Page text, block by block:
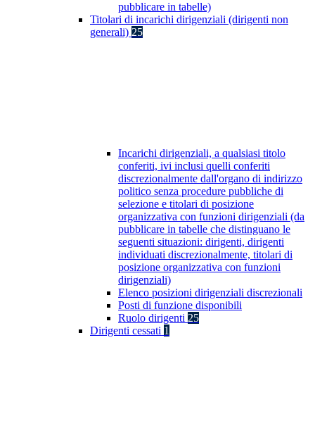
pubblicare in tabelle)
Titolari di incarichi dirigenziali (dirigenti non
generali) 25
Incarichi dirigenziali, a qualsiasi titolo
conferiti, ivi inclusi quelli conferiti
discrezionalmente dall'organo di indirizzo
politico senza procedure pubbliche di
selezione e titolari di posizione
organizzativa con funzioni dirigenziali (da
pubblicare in tabelle che distinguano le
seguenti situazioni: dirigenti, dirigenti
individuati discrezionalmente, titolari di
posizione organizzativa con funzioni
dirigenziali)
Elenco posizioni dirigenziali discrezionali
Posti di funzione disponibili
Ruolo dirigenti 25
Dirigenti cessati 1